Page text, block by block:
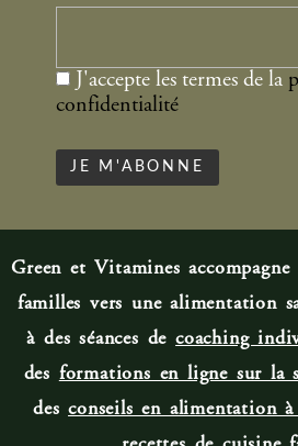
J'accepte les termes de la
confidentialité
Green et Vitamines
familles vers une alimentation
à des séances decoaching
des formations en ligne sur la
desconseils en alimentation à